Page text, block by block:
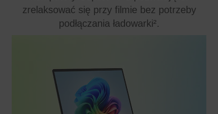
zrelaksować się przy filmie bez potrzeby
podłączania ładowarki².